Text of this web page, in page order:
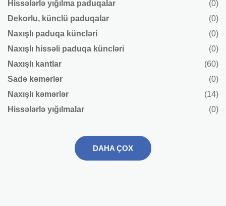
Hissələrlə yığılma paduqalar
(0)
Dekorlu, künclü paduqalar
(0)
Naxışlı paduqa küncləri
(0)
Naxışlı hissəli paduqa küncləri
(0)
Naxışlı kantlar
(60)
Sadə kəmərlər
(0)
Naxışlı kəmərlər
(14)
Hissələrlə yığılmalar
(0)
DAHA ÇOX